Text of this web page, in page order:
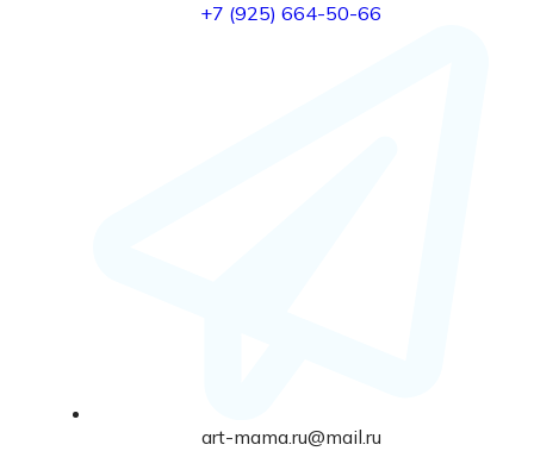
+7 (925) 664-50-66
art-mama.ru@mail.ru